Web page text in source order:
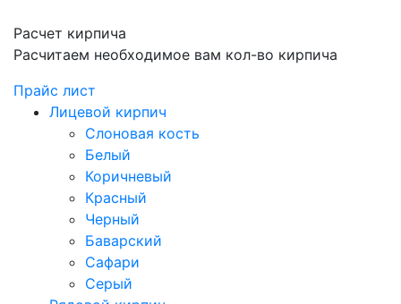
Расчет кирпича
Расчитаем необходимое вам кол-во кирпича
Прайс лист
Лицевой кирпич
Слоновая кость
Белый
Коричневый
Красный
Черный
Баварский
Сафари
Серый